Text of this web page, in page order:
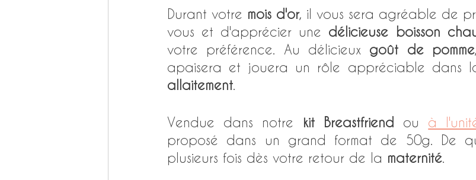
Durant votre mois d'or, il vous sera agréable de
vous et d'apprécier une délicieuse boisson
votre préférence. Au délicieux goût de pomme
apaisera et jouera un rôle appréciable dans
allaitement
Vendue dans notre kit Breastfriend ou à
proposé dans un grand format de 50g. De
plusieurs fois dès votre retour de la maternité